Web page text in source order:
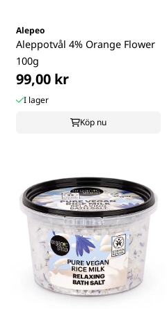
Alepeo
Aleppotvål 4% Orange Flower
100g
99,00 kr
I lager
Köp nu